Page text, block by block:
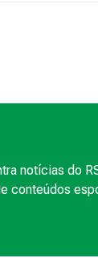
notícias do
conteúdos